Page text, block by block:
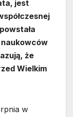
jest
że
Wielkim
w